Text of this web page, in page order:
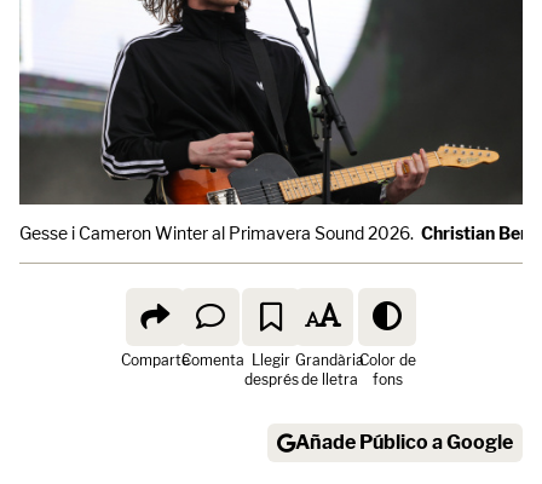
Gesse i Cameron Winter al Primavera Sound 2026. Christian
ComparteComenta Llegir
després
Grandària
de lletra
Color de
fons
Añade Público a Google